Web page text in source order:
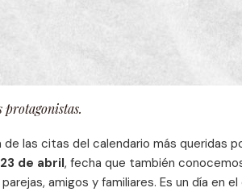
protagonistas.
de las citas del calendario más queridas
23 de abril, fecha que también
amigos y familiares. Es un día en